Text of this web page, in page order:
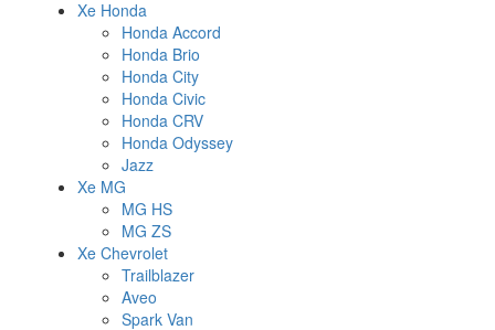
Xe Honda
Honda Accord
Honda Brio
Honda City
Honda Civic
Honda CRV
Honda Odyssey
Jazz
Xe MG
MG HS
MG ZS
Xe Chevrolet
Trailblazer
Aveo
Spark Van